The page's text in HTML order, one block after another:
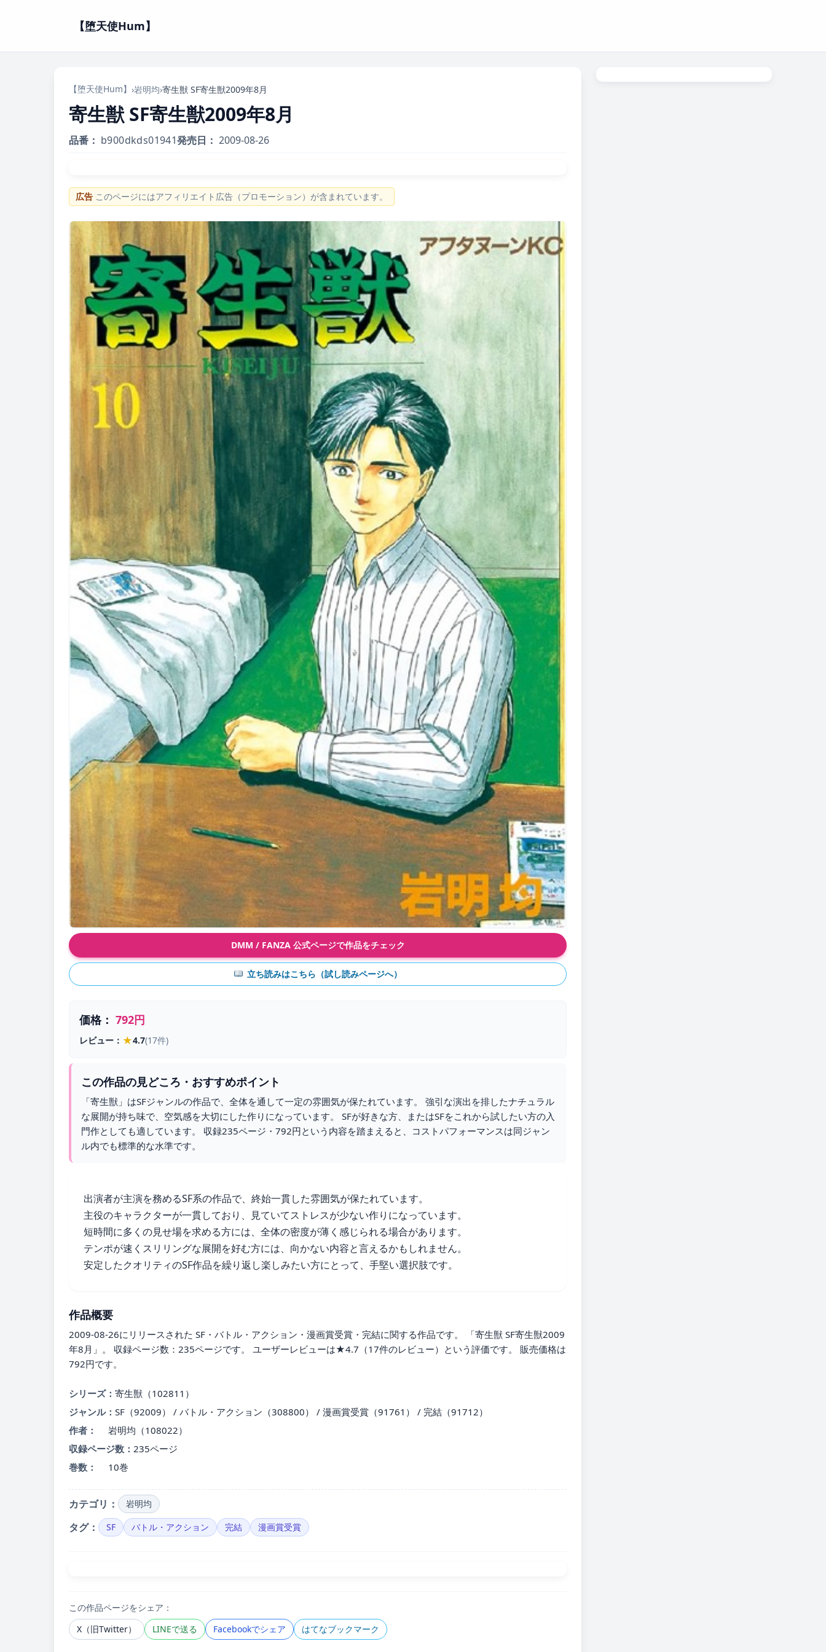
【堕天使Hum】
【堕天使Hum】 ›岩明均›寄生獣 SF寄生獣2009年8月
寄生獣 SF寄生獣2009年8月
品番： b900dkds01941発売日： 2009-08-26
広告 このページにはアフィリエイト広告（プロモーション）が含まれています。
DMM / FANZA 公式ページで作品をチェック
立ち読みはこちら（試し読みページへ）
価格： 792円
レビュー： ★4.7(17件)
この作品の見どころ・おすすめポイント
「寄生獣」はSFジャンルの作品で、全体を通して一定の雰囲気が保たれています。 強引な演出を排したナチュラル
な展開が持ち味で、空気感を大切にした作りになっています。 SFが好きな方、またはSFをこれから試したい方の入
門作としても適しています。 収録235ページ・792円という内容を踏まえると、コストパフォーマンスは同ジャン
ル内でも標準的な水準です。
出演者が主演を務めるSF系の作品で、終始一貫した雰囲気が保たれています。
主役のキャラクターが一貫しており、見ていてストレスが少ない作りになっています。
短時間に多くの見せ場を求める方には、全体の密度が薄く感じられる場合があります。
テンポが速くスリリングな展開を好む方には、向かない内容と言えるかもしれません。
安定したクオリティのSF作品を繰り返し楽しみたい方にとって、手堅い選択肢です。
作品概要
2009-08-26にリリースされた SF・バトル・アクション・漫画賞受賞・完結に関する作品です。 「寄生獣 SF寄生獣2009
年8月」。 収録ページ数：235ページです。 ユーザーレビューは★4.7（17件のレビュー）という評価です。 販売価格は
792円です。
シリーズ： 寄生獣（102811）
ジャンル： SF（92009） / バトル・アクション（308800） / 漫画賞受賞（91761） / 完結（91712）
作者：
岩明均（108022）
収録ページ数： 235ページ
巻数：
10巻
カテゴリ： 岩明均
タグ： SF バトル・アクション 完結 漫画賞受賞
この作品ページをシェア：
X（旧Twitter）
LINEで送る Facebookでシェア はてなブックマーク